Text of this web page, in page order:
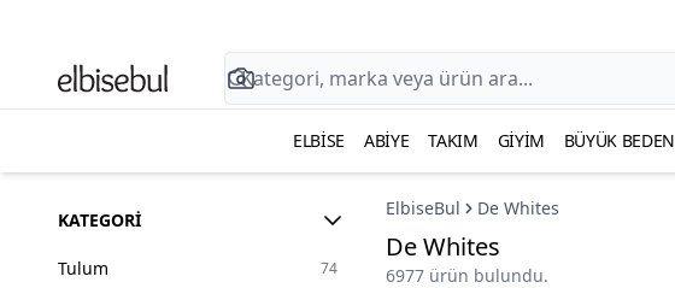
ELBISE ABIYE TAKIM GIYIM BÜYÜK BEDEN
KATEGORI
Tulum 74
ElbiseBul De Whites
De Whites
6977 ürün bulundu.